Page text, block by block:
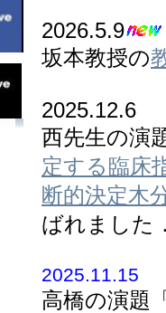
2026.5.9
坂本教授の
2025.12.6
西先生の演
定する臨床
断的決定木
ばれました
2025.11.15
高橋の演題